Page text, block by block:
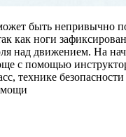
быть непривычно
как ноги
над движением. На
с помощью
технике